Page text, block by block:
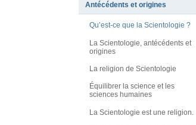
Antécédents et origines
Qu’est-ce que la Scientologie ?
La Scientologie, antécédents et
origines
La religion de Scientologie
Équilibrer la science et les
sciences humaines
La Scientologie est une religion.